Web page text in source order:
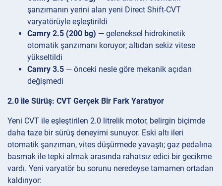
şanzımanın yerini alan yeni Direct Shift-CVT
varyatörüyle eşleştirildi
Camry 2.5 (200 bg) — geleneksel hidrokinetik
otomatik şanzımanı koruyor; altıdan sekiz vitese
yükseltildi
Camry 3.5 — önceki nesle göre mekanik açıdan
değişmedi
2.0 ile Sürüş: CVT Gerçek Bir Fark Yaratıyor
Yeni CVT ile eşleştirilen 2.0 litrelik motor, belirgin biçimde
daha taze bir sürüş deneyimi sunuyor. Eski altı ileri
otomatik şanzıman, vites düşürmede yavaştı; gaz pedalına
basmak ile tepki almak arasında rahatsız edici bir gecikme
vardı. Yeni varyatör bu sorunu neredeyse tamamen ortadan
kaldırıyor: